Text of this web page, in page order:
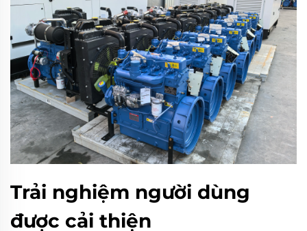
Trải nghiệm người dùng
được cải thiện